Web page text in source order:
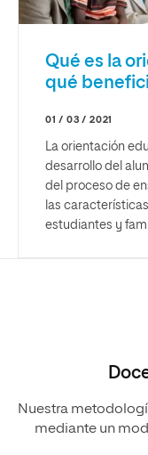
Qué es la
qué
01 / 03 / 2021
La orientación
desarrollo del
del proceso de
las
estudiantes y
Nuestra
mediante un